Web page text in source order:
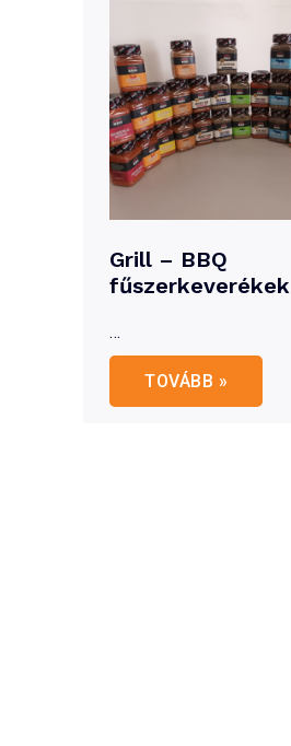
Grill – BBQ
fűszerkeverékek
…
Grill
–
BBQ
TOVÁBB »